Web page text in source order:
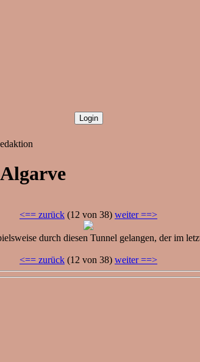
<== zurück (12 von 38) weiter ==>
durch diesen Tunnel gelangen, der im
<== zurück (12 von 38) weiter ==>